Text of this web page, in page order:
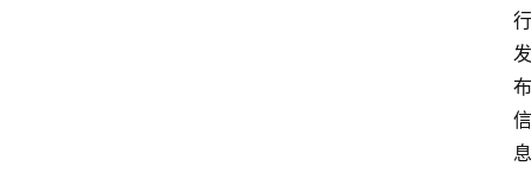
行
发
布
信
息